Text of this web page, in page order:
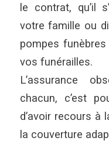
le contrat, qu’il
votre famille ou
pompes funèbres
vos funérailles.
L’assurance
chacun, c’est
d’avoir recours à
la couverture